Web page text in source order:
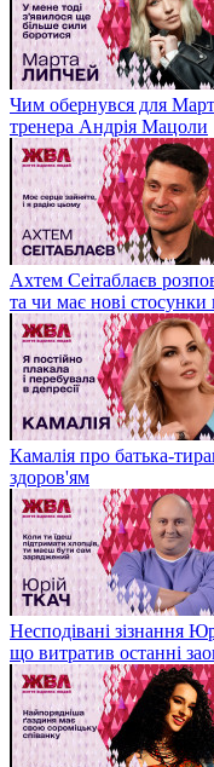
Чим обернувся для
тренера Андрія Мацоли
Ахтем Сеітаблаєв
та чи має нові стосунки
Камалія про батька-
здоров'ям
Несподівані зізнання
що витратив останні